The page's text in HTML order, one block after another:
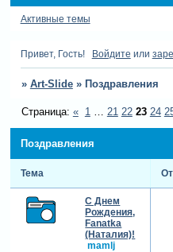
Активные темы
Привет, Гость! Войдите или
» Art-Slide » Поздравления
Поздравления
Страница: « 1 … 21 22 23 24
Тема
С Днем
Рождения,
Fanatka
(Наталия)!
mamlj